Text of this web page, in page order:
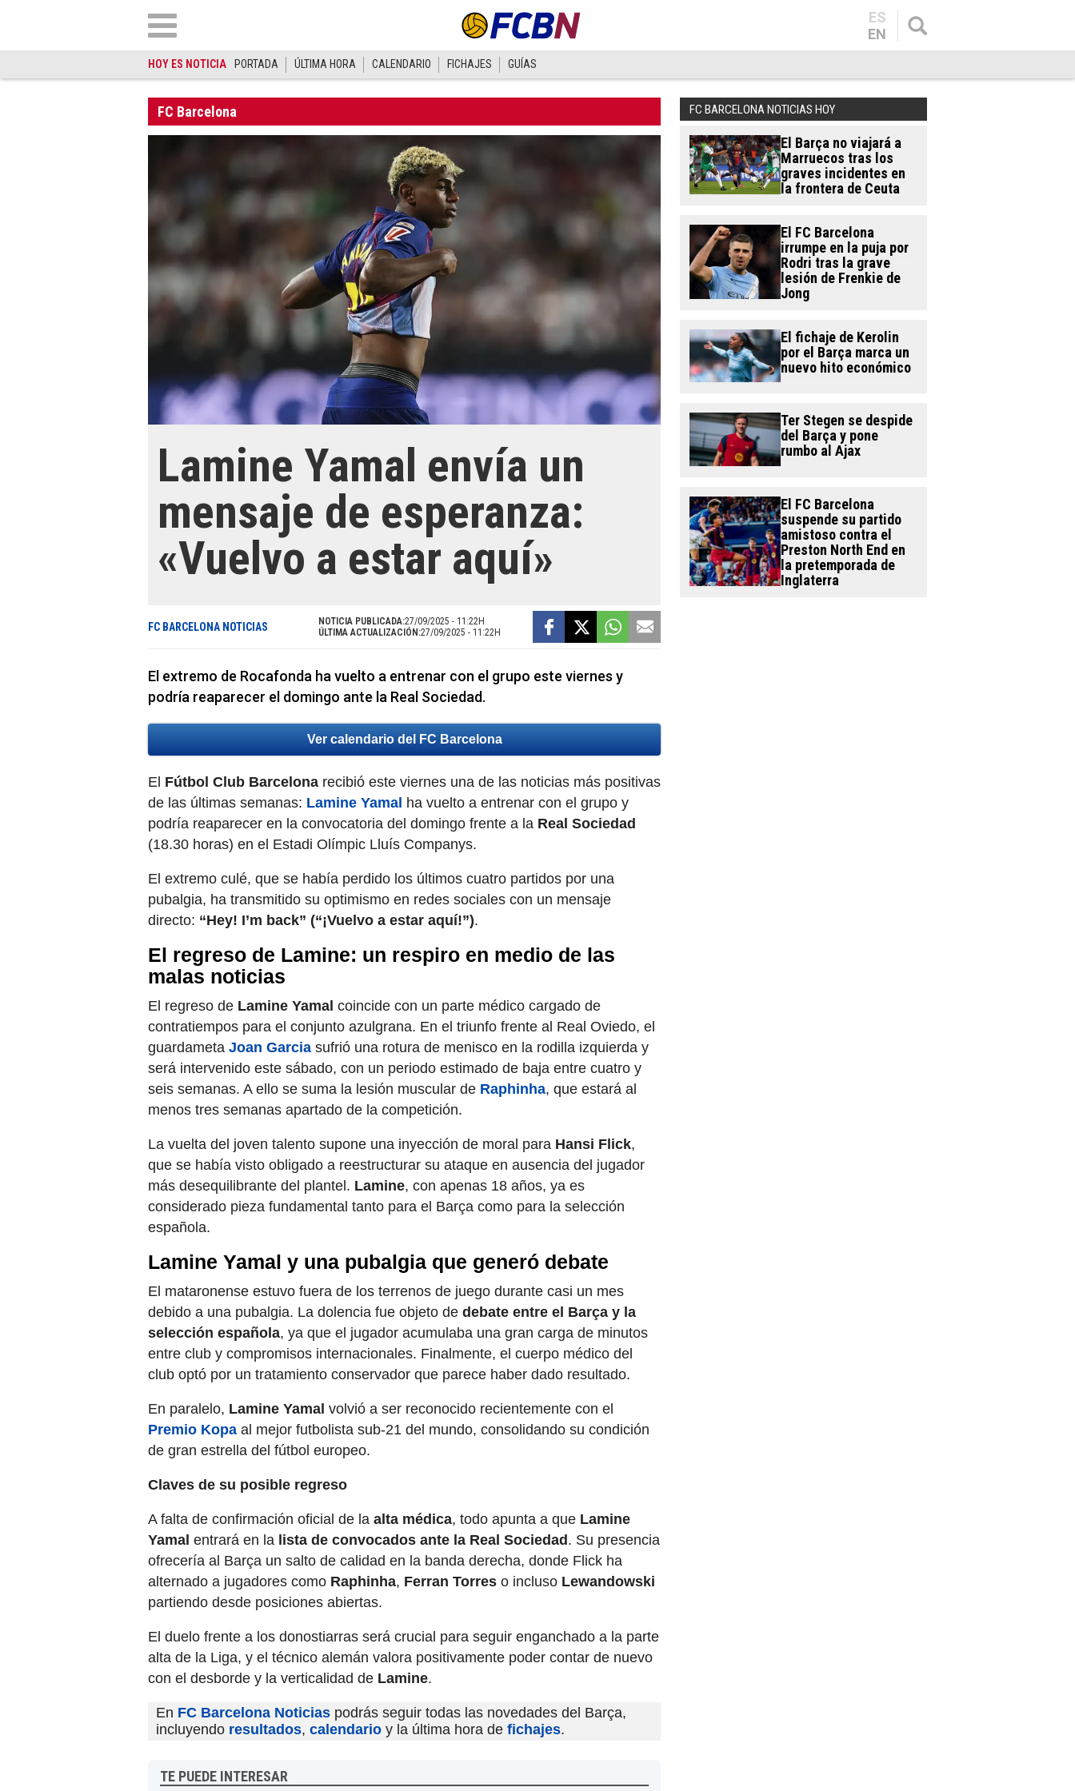
ES
EN
HOY ES NOTICIA PORTADA ÚLTIMA HORA CALENDARIO FICHAJES GUÍAS
FC Barcelona
Lamine Yamal envía un
mensaje de esperanza:
«Vuelvo a estar aquí»
FC BARCELONA NOTICIAS NOTICIA PUBLICADA:27/09/2025 - 11:22H
ÚLTIMA ACTUALIZACIÓN:27/09/2025 - 11:22H
El extremo de Rocafonda ha vuelto a entrenar con el grupo este viernes y
podría reaparecer el domingo ante la Real Sociedad.
Ver calendario del FC Barcelona
El Fútbol Club Barcelona recibió este viernes una de las noticias más positivas
de las últimas semanas: Lamine Yamal ha vuelto a entrenar con el grupo y
podría reaparecer en la convocatoria del domingo frente a la Real Sociedad
(18.30 horas) en el Estadi Olímpic Lluís Companys.
El extremo culé, que se había perdido los últimos cuatro partidos por una
pubalgia, ha transmitido su optimismo en redes sociales con un mensaje
directo: “Hey! I’m back” (“¡Vuelvo a estar aquí!”).
El regreso de Lamine: un respiro en medio de las
malas noticias
El regreso de Lamine Yamal coincide con un parte médico cargado de
contratiempos para el conjunto azulgrana. En el triunfo frente al Real Oviedo, el
guardameta Joan Garcia sufrió una rotura de menisco en la rodilla izquierda y
será intervenido este sábado, con un periodo estimado de baja entre cuatro y
seis semanas. A ello se suma la lesión muscular de Raphinha, que estará al
menos tres semanas apartado de la competición.
La vuelta del joven talento supone una inyección de moral para Hansi Flick,
que se había visto obligado a reestructurar su ataque en ausencia del jugador
más desequilibrante del plantel. Lamine, con apenas 18 años, ya es
considerado pieza fundamental tanto para el Barça como para la selección
española.
Lamine Yamal y una pubalgia que generó debate
El mataronense estuvo fuera de los terrenos de juego durante casi un mes
debido a una pubalgia. La dolencia fue objeto de debate entre el Barça y la
selección española, ya que el jugador acumulaba una gran carga de minutos
entre club y compromisos internacionales. Finalmente, el cuerpo médico del
club optó por un tratamiento conservador que parece haber dado resultado.
En paralelo, Lamine Yamal volvió a ser reconocido recientemente con el
Premio Kopa al mejor futbolista sub-21 del mundo, consolidando su condición
de gran estrella del fútbol europeo.
Claves de su posible regreso
A falta de confirmación oficial de la alta médica, todo apunta a que Lamine
Yamal entrará en la lista de convocados ante la Real Sociedad . Su presencia
ofrecería al Barça un salto de calidad en la banda derecha, donde Flick ha
alternado a jugadores como Raphinha, Ferran Torres o incluso Lewandowski
partiendo desde posiciones abiertas.
El duelo frente a los donostiarras será crucial para seguir enganchado a la parte
alta de la Liga, y el técnico alemán valora positivamente poder contar de nuevo
con el desborde y la verticalidad de Lamine.
En FC Barcelona Noticias podrás seguir todas las novedades del Barça,
incluyendo resultados, calendario y la última hora de fichajes.
TE PUEDE INTERESAR
FC BARCELONA NOTICIAS HOY
El Barça no viajará a
Marruecos tras los
graves incidentes en
la frontera de Ceuta
El FC Barcelona
irrumpe en la puja por
Rodri tras la grave
lesión de Frenkie de
Jong
El fichaje de Kerolin
por el Barça marca un
nuevo hito económico
Ter Stegen se despide
del Barça y pone
rumbo al Ajax
El FC Barcelona
suspende su partido
amistoso contra el
Preston North End en
la pretemporada de
Inglaterra